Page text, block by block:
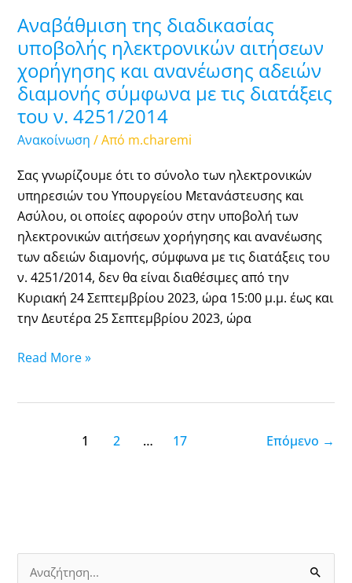
Αναβάθμιση της διαδικασίας
υποβολής ηλεκτρονικών αιτήσεων
χορήγησης και ανανέωσης αδειών
διαμονής σύμφωνα με τις διατάξεις
του ν. 4251/2014
Ανακοίνωση / Από m.charemi
Σας γνωρίζουμε ότι το σύνολο των ηλεκτρονικών
υπηρεσιών του Υπουργείου Μετανάστευσης και
Ασύλου, οι οποίες αφορούν στην υποβολή των
ηλεκτρονικών αιτήσεων χορήγησης και ανανέωσης
των αδειών διαμονής, σύμφωνα με τις διατάξεις του
ν. 4251/2014, δεν θα είναι διαθέσιμες από την
Κυριακή 24 Σεπτεμβρίου 2023, ώρα 15:00 μ.μ. έως και
την Δευτέρα 25 Σεπτεμβρίου 2023, ώρα
διαμονής
σύμφωνα
με
τις
διατάξεις
του
4251/2014
Read More »
1 2 … 17 Επόμενο →